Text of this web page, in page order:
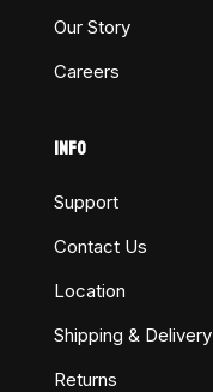
Our Story
Careers
INFO
Support
Contact Us
Location
Shipping & Delivery
Returns